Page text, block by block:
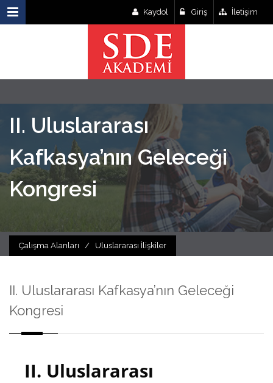
Kaydol Giriş İletişim
II. Uluslararası
Kafkasya’nın Geleceği
Kongresi
Çalışma Alanları / Uluslararası İlişkiler
II. Uluslararası Kafkasya’nın Geleceği
Kongresi
II. Uluslararası